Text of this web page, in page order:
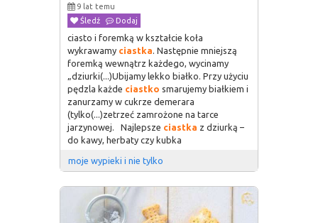
9 lat temu
Śledź
Dodaj
ciasto i foremką w kształcie koła
wykrawamy ciastka. Następnie mniejszą
foremką wewnątrz każdego, wycinamy
„dziurki(...)Ubijamy lekko białko. Przy użyciu
pędzla każde ciastko smarujemy białkiem i
zanurzamy w cukrze demerara
(tylko(...)zetrzeć zamrożone na tarce
jarzynowej. Najlepsze ciastka z dziurką –
do kawy, herbaty czy kubka
moje wypieki i nie tylko